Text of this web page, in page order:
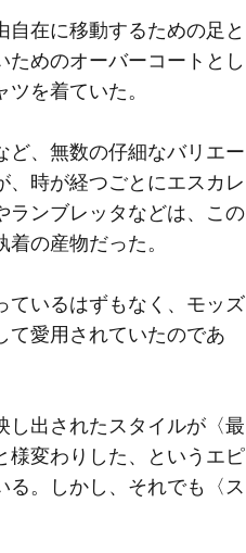
在に移動するための足と
ためのオーバーコートとし
を着ていた。
、無数の仔細なバリエー
、時が経つごとにエスカレ
ランブレッタなどは、この
の産物だった。
いるはずもなく、モッズ
て愛用されていたのであ
出されたスタイルが〈最
様変わりした、というエピ
る。しかし、それでも〈ス